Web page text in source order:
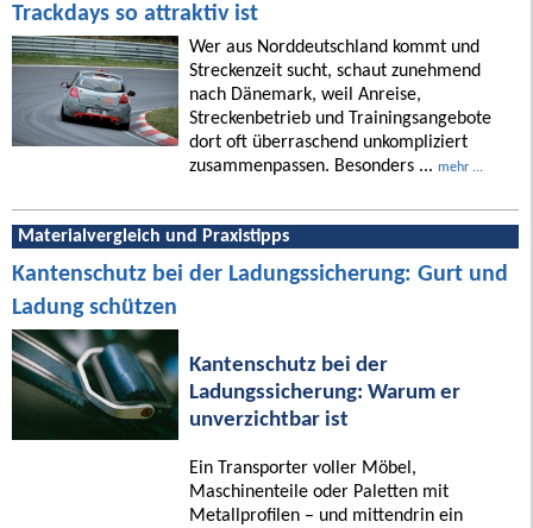
Trackdays so attraktiv ist
Wer aus Norddeutschland kommt und
Streckenzeit sucht, schaut zunehmend
nach Dänemark, weil Anreise,
Streckenbetrieb und Trainingsangebote
dort oft überraschend unkompliziert
zusammenpassen. Besonders ... mehr ...
Materialvergleich und Praxistipps
Kantenschutz bei der Ladungssicherung: Gurt und
Ladung schützen
Kantenschutz bei der
Ladungssicherung: Warum er
unverzichtbar ist
Ein Transporter voller Möbel,
Maschinenteile oder Paletten mit
Metallprofilen – und mittendrin ein